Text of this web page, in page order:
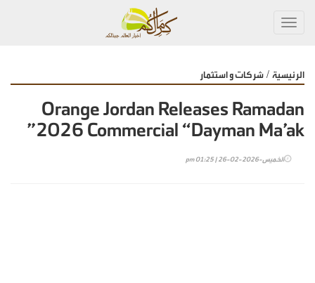
الرئيسية / شركات و استثمار
Orange Jordan Releases Ramadan
2026 Commercial “Dayman Ma’ak”
الخميس-2026-02-26 | 01:25 pm